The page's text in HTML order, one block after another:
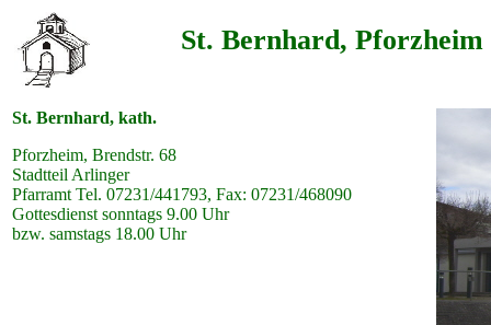
St. Bernhard, Pforzheim
St. Bernhard, kath.
Pforzheim, Brendstr. 68
Stadtteil Arlinger
Pfarramt Tel. 07231/441793, Fax: 07231/468090
Gottesdienst sonntags 9.00 Uhr
bzw. samstags 18.00 Uhr